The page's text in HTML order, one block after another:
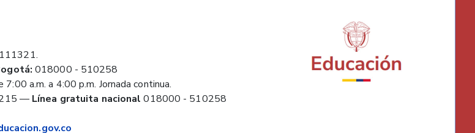
018000 - 510258
a.m. a 4:00 p.m. Jornada continua.
— Línea gratuita nacional 018000 - 510258